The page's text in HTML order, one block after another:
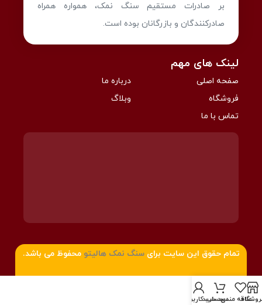
لینک های مهم
صفحه اصلی
فروشگاه
تماس با ما
درباره ما
وبلاگ
بر صادرات مستقیم سنگ نمک، همواره همراه
صادرکنندگان و بازرگانان بوده است.
تمام حقوق این سایت برایسنگ نمک هالیتو محفوظ می باشد.
علاقه مندیسبد خرید
حساب کاربری من